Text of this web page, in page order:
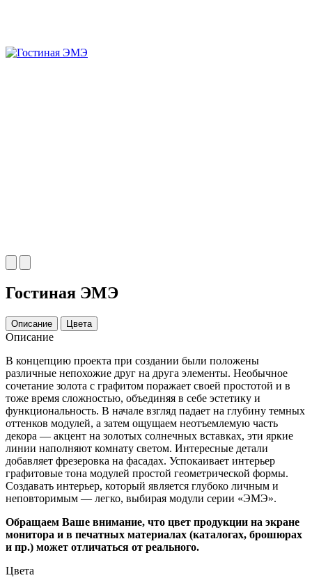
Гостиная ЭМЭ
Описание Цвета
Описание
В концепцию проекта при создании были положены
различные непохожие друг на друга элементы. Необычное
сочетание золота с графитом поражает своей простотой и в
тоже время сложностью, объединяя в себе эстетику и
функциональность. В начале взгляд падает на глубину темных
оттенков модулей, а затем ощущаем неотъемлемую часть
декора — акцент на золотых солнечных вставках, эти яркие
линии наполняют комнату светом. Интересные детали
добавляет фрезеровка на фасадах. Успокаивает интерьер
графитовые тона модулей простой геометрической формы.
Создавать интерьер, который является глубоко личным и
неповторимым — легко, выбирая модули серии «ЭМЭ».
Обращаем Ваше внимание, что цвет продукции на экране
монитора и в печатных материалах (каталогах, брошюрах
и пр.) может отличаться от реального.
Цвета